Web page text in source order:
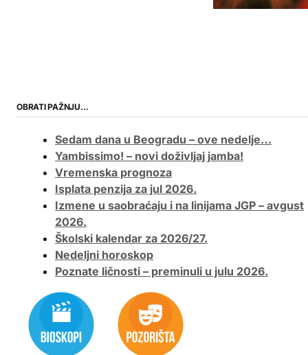
OBRATI PAŽNJU…
Sedam dana u Beogradu – ove nedelje…
Yambissimo! – novi doživljaj jamba!
Vremenska prognoza
Isplata penzija za jul 2026.
Izmene u saobraćaju i na linijama JGP – avgust
2026.
Školski kalendar za 2026/27.
Nedeljni horoskop
Poznate ličnosti – preminuli u julu 2026.